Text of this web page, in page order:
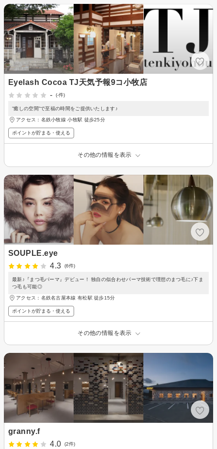
Eyelash Cocoa TJ天気予報9コ小牧店
-
(-件)
”癒しの空間”で至福の時間をご提供いたします♪
アクセス：名鉄小牧線 小牧駅 徒歩25分
ポイントが貯まる・使える
その他の情報を表示
SOUPLE.eye
4.3
(6件)
最新♪『まつ毛パーマ』デビュー！ 独自の似合わせパーマ技術で理想のまつ毛に♪下ま
つ毛も可能◎
アクセス：名鉄名古屋本線 有松駅 徒歩15分
ポイントが貯まる・使える
その他の情報を表示
granny.f
4.0
(2件)